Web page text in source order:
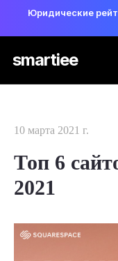
Юридические
smartiee
10 марта 2021 г.
Топ 6
2021